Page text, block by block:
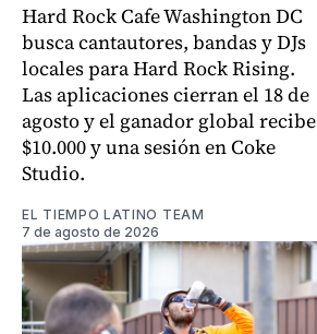
Hard Rock Cafe Washington DC
busca cantautores, bandas y DJs
locales para Hard Rock Rising.
Las aplicaciones cierran el 18 de
agosto y el ganador global recibe
$10.000 y una sesión en Coke
Studio.
EL TIEMPO LATINO TEAM
7 de agosto de 2026